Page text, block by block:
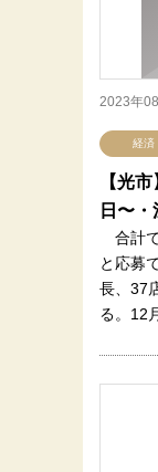
2023年
経済
【光
日〜
合計
と応募
長、37
る。12